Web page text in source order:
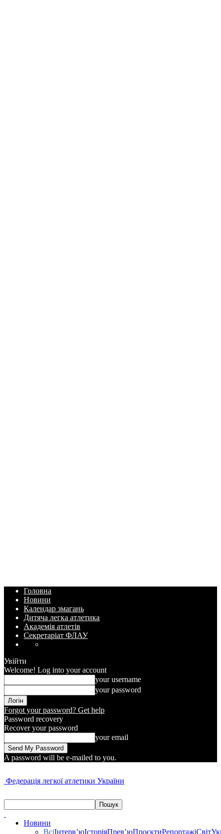
Головна
Новини
Календар змагань
Дитяча легка атлетика
Академія атлетів
Секретаріат ФЛАУ
Увійти
Welcome! Log into your account
your username
your password
Forgot your password? Get help
Password recovery
Recover your password
your email
A password will be e-mailed to you.
Федерація легкої атлетики України
Новини
ВсіІнтерв’юІсторіяПрев’юПроєктиРепортажіСвіт